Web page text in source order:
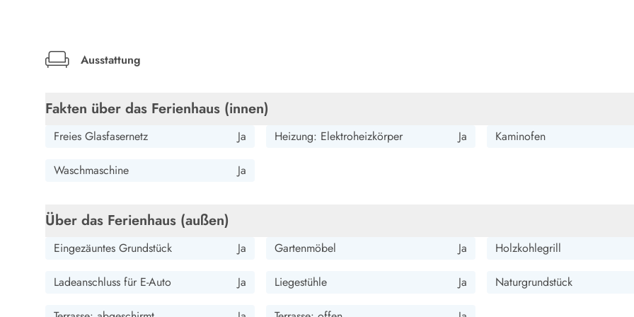
Urlaub am Strand
Indoorspielländer in Dänemark
Zoos und Tierparks in Dänemark
Freizeitparks in Dänemark
Angeln in Dänemark
Minigolf spielen in Dänemark
Schwimmhallen und Badeländer
Golfen in Dänemark
Fahrradfahren in Dänemark
Ausstattung
Fakten über das Ferienhaus (innen)
Freies Glasfasernetz Ja Heizung: Elektroheizkörper Ja Kaminofen
Waschmaschine Ja
Über das Ferienhaus (außen)
Eingezäuntes Grundstück Ja Gartenmöbel Ja Holzkohlegrill
Ladeanschluss für E-Auto Ja Liegestühle Ja Naturgrundstück